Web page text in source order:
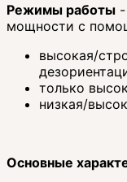
Режимы работы
мощности с
высокая/
только
низкая/
Основные